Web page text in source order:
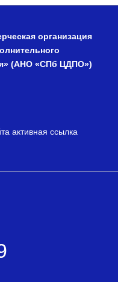
организация
(АНО «СПб ЦДПО»)
активная ссылка